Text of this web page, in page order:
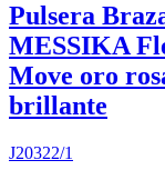
Pulsera
MESSIKA
Move oro
brillante
J20322/1